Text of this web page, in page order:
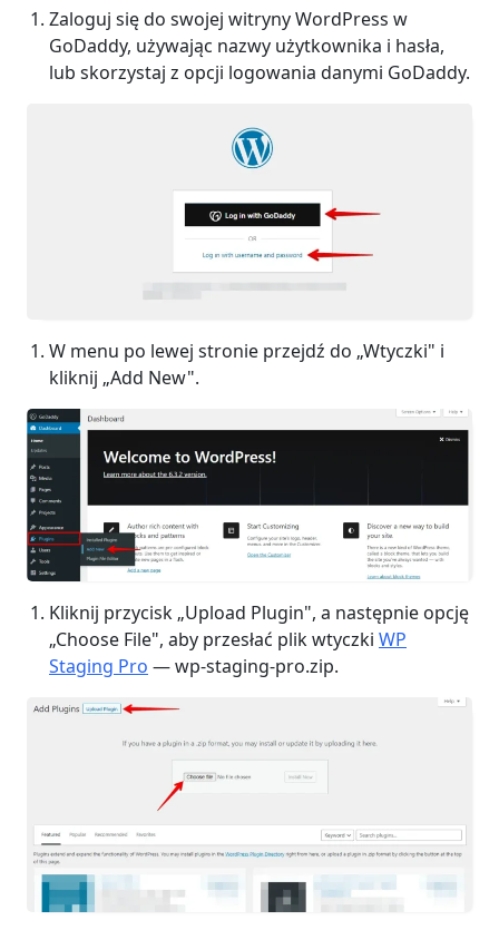
Zaloguj się do swojej witryny WordPress w
GoDaddy, używając nazwy użytkownika i hasła,
lub skorzystaj z opcji logowania danymi GoDaddy.
W menu po lewej stronie przejdź do „Wtyczki" i
kliknij „Add New".
Kliknij przycisk „Upload Plugin", a następnie opcję
„Choose File", aby przesłać plik wtyczki WP
Staging Pro — wp-staging-pro.zip.